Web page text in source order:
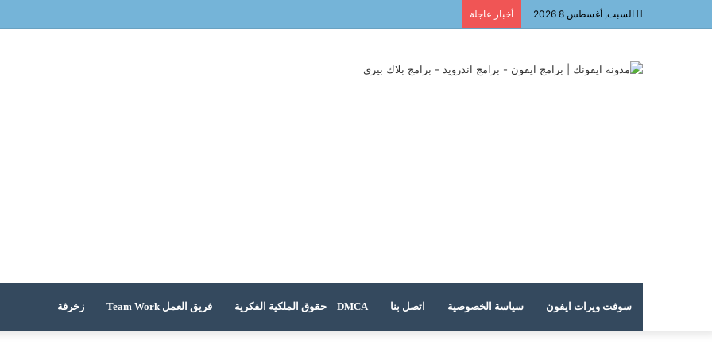
السبت, أغسطس 8 2026 أخبار عاجلة
سوفت ويرات ايفون سياسة الخصوصية اتصل بنا DMCA – حقوق الملكية الفكرية فريق العمل Team Work زخرفة